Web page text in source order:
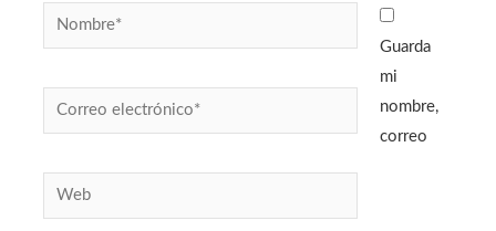
Nombre*
Correo
electrónico*
Web
Guarda
mi
nombre,
correo